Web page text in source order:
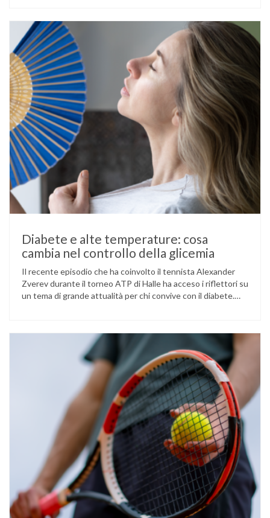
volta durante la gestazione (diabete gestazionale),
mantenere …
Diabete e alte temperature: cosa
cambia nel controllo della glicemia
Il recente episodio che ha coinvolto il tennista Alexander
Zverev durante il torneo ATP di Halle ha acceso i riflettori su
un tema di grande attualità per chi convive con il diabete.
glucosio lo aveva portato …